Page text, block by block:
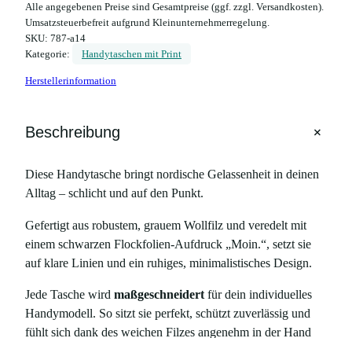
H
a
n
y
a
s
h
e
M
O
,
f
ü
Alle angegebenen Preise sind Gesamtpreise (ggf. zzgl. Versandkosten).
Umsatzsteuerbefreit aufgrund Kleinunternehmerregelung.
SKU: 787-a14
Kategorie:
Handytaschen mit Print
Herstellerinformation
Beschreibung +
Diese Handytasche bringt nordische Gelassenheit in deinen
Alltag – schlicht und auf den Punkt.
Gefertigt aus robustem, grauem Wollfilz und veredelt mit
einem schwarzen Flockfolien-Aufdruck „Moin.“, setzt sie
auf klare Linien und ein ruhiges, minimalistisches Design.
Jede Tasche wird maßgeschneidertfür dein individuelles
Handymodell. So sitzt sie perfekt, schützt zuverlässig und
fühlt sich dank des weichen Filzes angenehm in der Hand